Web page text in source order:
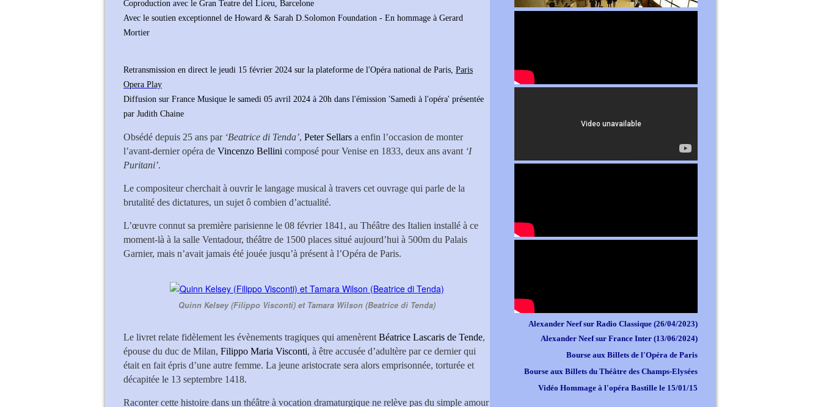
Coproduction avec le Gran Teatre del Liceu, Barcelone
Avec le soutien exceptionnel de Howard & Sarah D.Solomon Foundation - En hommage à Gerard
Mortier
Retransmission en direct le jeudi 15 février 2024 sur la plateforme de l'Opéra national de Paris, Paris
Opera Play
Diffusion sur France Musique le samedi 05 avril 2024 à 20h dans l'émission 'Samedi à l'opéra' présentée
par Judith Chaine
Obsédé depuis 25 ans par ‘Beatrice di Tenda’, Peter Sellars a enfin l’occasion de monter
l’avant-dernier opéra de Vincenzo Bellini composé pour Venise en 1833, deux ans avant ‘I
Puritani’.
Le compositeur cherchait à ouvrir le langage musical à travers cet ouvrage qui parle de la
brutalité des dictatures, un sujet ô combien d’actualité.
L’œuvre connut sa première parisienne le 08 février 1841, au Théâtre des Italien installé à ce
moment-là à la salle Ventadour, théâtre de 1500 places situé aujourd’hui à 500m du Palais
Garnier, mais n’avait jamais été jouée jusqu’à présent à l’Opéra de Paris.
Quinn Kelsey (Filippo Visconti) et Tamara Wilson (Beatrice di Tenda)
Le livret relate fidèlement les évènements tragiques qui amenèrent Béatrice Lascaris de Tende,
épouse du duc de Milan, Filippo Maria Visconti, à être accusée d’adultère par ce dernier qui
était en fait épris d’une autre femme. La jeune aristocrate sera alors emprisonnée, torturée et
décapitée le 13 septembre 1418.
Raconter cette histoire dans un théâtre à vocation dramaturgique ne relève pas du simple amour
Alexander Neef sur Radio Classique (26/04/2023)
Alexander Neef sur France Inter (13/06/2024)
Bourse aux Billets de l'Opéra de Paris
Bourse aux Billets du Théâtre des Champs-Elysées
Vidéo Hommage à l'opéra Bastille le 15/01/15